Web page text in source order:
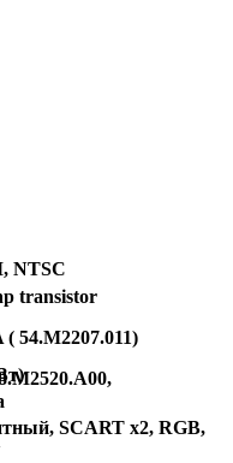
NTSC
SCART x2, RGB,
transistor
( 54.M2207.011)